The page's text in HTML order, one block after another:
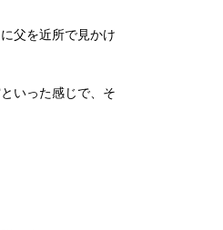
父を近所で見かけ
いった感じで、そ